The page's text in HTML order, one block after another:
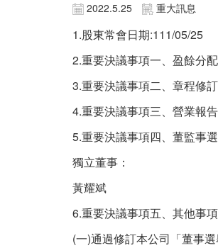
2022.5.25 重大訊息
1.股東常會日期:111/05/25
2.重要決議事項一、盈餘分
3.重要決議事項二、章程修訂:
4.重要決議事項三、營業報
5.重要決議事項四、董監事
獨立董事：
黃耀斌
6.重要決議事項五、其他事
(一)通過修訂本公司「董事選